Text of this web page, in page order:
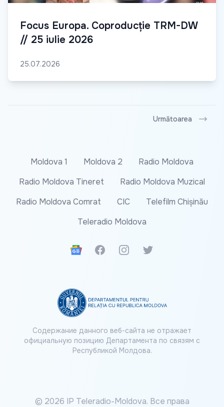
Focus Europa. Coproducție TRM-DW
// 25 iulie 2026
25.07.2026
Următoarea
Moldova 1 Moldova 2
Radio Moldova
Radio Moldova Tineret
Radio Moldova Muzical
Radio Moldova Comrat
CIC
Telefilm Chișinău
Teleradio Moldova
Google News
FacebookInstagramTwitter
Содержание данного веб-сайта не отражает
официальную позицию Департамента по связям с
Республикой Молдова.
© 2026 IP Teleradio-Moldova. Все права